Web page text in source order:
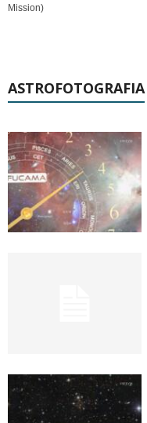
Mission)
ASTROFOTOGRAFIA